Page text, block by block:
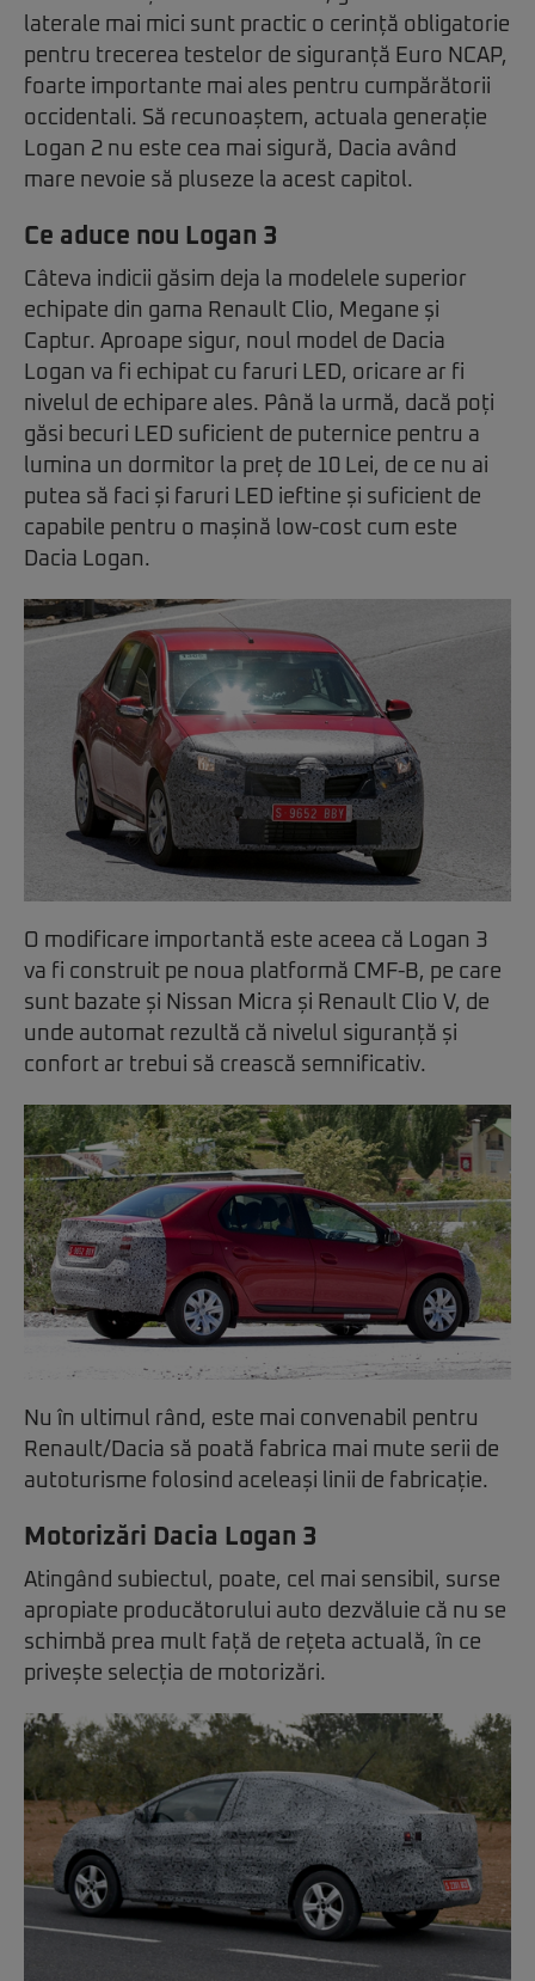
laterale mai mici sunt practic o cerință obligatorie
pentru trecerea testelor de siguranță Euro NCAP,
foarte importante mai ales pentru cumpărătorii
occidentali. Să recunoaștem, actuala generație
Logan 2 nu este cea mai sigură, Dacia având
mare nevoie să pluseze la acest capitol.
Ce aduce nou Logan 3
Câteva indicii găsim deja la modelele superior
echipate din gama Renault Clio, Megane și
Captur. Aproape sigur, noul model de Dacia
Logan va fi echipat cu faruri LED, oricare ar fi
nivelul de echipare ales. Până la urmă, dacă poți
găsi becuri LED suficient de puternice pentru a
lumina un dormitor la preț de 10 Lei, de ce nu ai
putea să faci și faruri LED ieftine și suficient de
capabile pentru o mașină low-cost cum este
Dacia Logan.
O modificare importantă este aceea că Logan 3
va fi construit pe noua platformă CMF-B, pe care
sunt bazate și Nissan Micra și Renault Clio V, de
unde automat rezultă că nivelul siguranță și
confort ar trebui să crească semnificativ.
Nu în ultimul rând, este mai convenabil pentru
Renault/Dacia să poată fabrica mai mute serii de
autoturisme folosind aceleași linii de fabricație.
Motorizări Dacia Logan 3
Atingând subiectul, poate, cel mai sensibil, surse
apropiate producătorului auto dezvăluie că nu se
schimbă prea mult față de rețeta actuală, în ce
privește selecția de motorizări.